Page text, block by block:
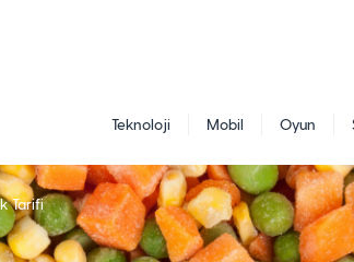
Teknoloji Mobil Oyun
Tarifi